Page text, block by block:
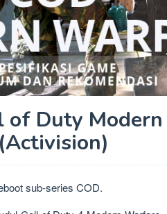
of Duty
(Activision)
sub-series COD.